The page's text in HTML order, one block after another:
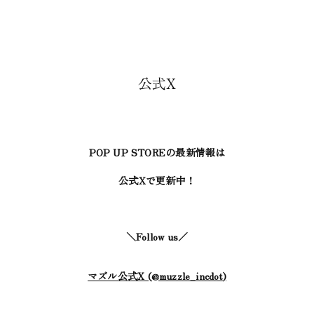
公式X
POP UP STOREの最新情報は
公式Xで更新中！
＼Follow us／
マズル公式X (@muzzle_incdot)